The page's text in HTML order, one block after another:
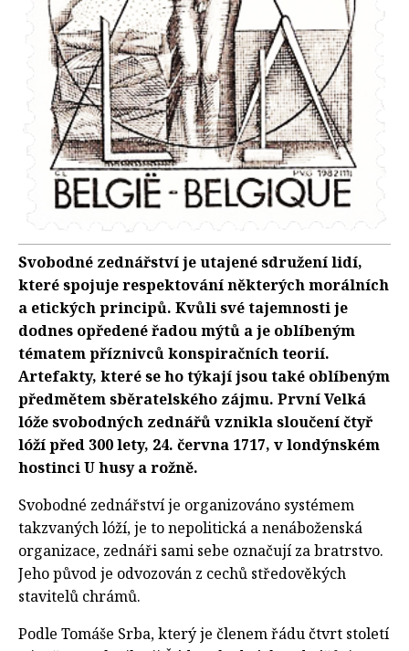
Svobodné zednářství je utajené sdružení lidí,
které spojuje respektování některých morálních
a etických principů. Kvůli své tajemnosti je
dodnes opředené řadou mýtů a je oblíbeným
tématem příznivců konspiračních teorií.
Artefakty, které se ho týkají jsou také oblíbeným
předmětem sběratelského zájmu. První Velká
lóže svobodných zednářů vznikla sloučení čtyř
lóží před 300 lety, 24. června 1717, v londýnském
hostinci U husy a rožně.
Svobodné zednářství je organizováno systémem
takzvaných lóží, je to nepolitická a nenáboženská
organizace, zednáři sami sebe označují za bratrstvo.
Jeho původ je odvozován z cechů středověkých
stavitelů chrámů.
Podle Tomáše Srba, který je členem řádu čtvrt století